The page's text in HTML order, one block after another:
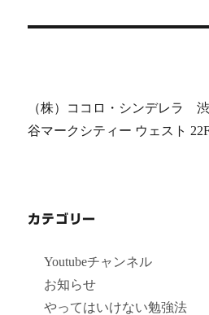
ン
（株）ココロ・シンデレラ
谷マークシティー ウェスト
カテゴリー
Youtubeチャンネル
お知らせ
やってはいけない勉強法